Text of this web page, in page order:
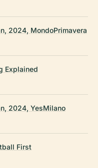
2024, MondoPrimavera
Explained
2024, YesMilano
First